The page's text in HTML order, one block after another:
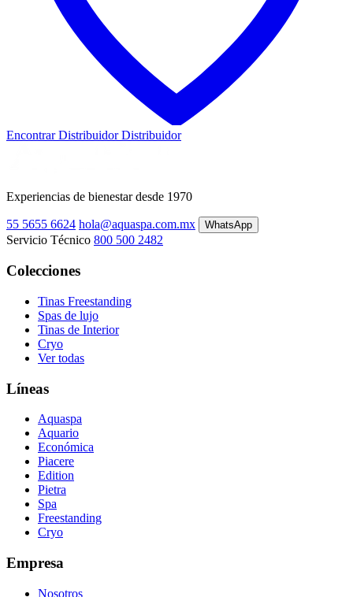
Encontrar Distribuidor Distribuidor
Experiencias de bienestar desde 1970
55 5655 6624 hola@aquaspa.com.mx WhatsApp
Servicio Técnico 800 500 2482
Colecciones
Tinas Freestanding
Spas de lujo
Tinas de Interior
Cryo
Ver todas
Líneas
Aquaspa
Aquario
Económica
Piacere
Edition
Pietra
Spa
Freestanding
Cryo
Empresa
Nosotros